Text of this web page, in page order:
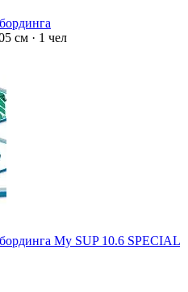
см · 1 чел
My SUP 10.6 SPECIAL